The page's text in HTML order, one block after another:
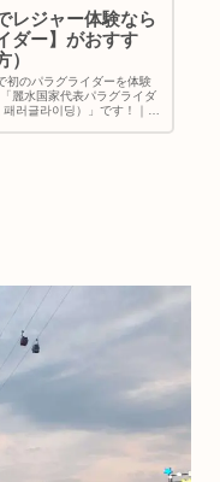
レジャー体験なら
ダー】がおすす
）
初のパラグライダーを体験
麗水国家代表パラグライダ
러글라이딩）」です！｜麗